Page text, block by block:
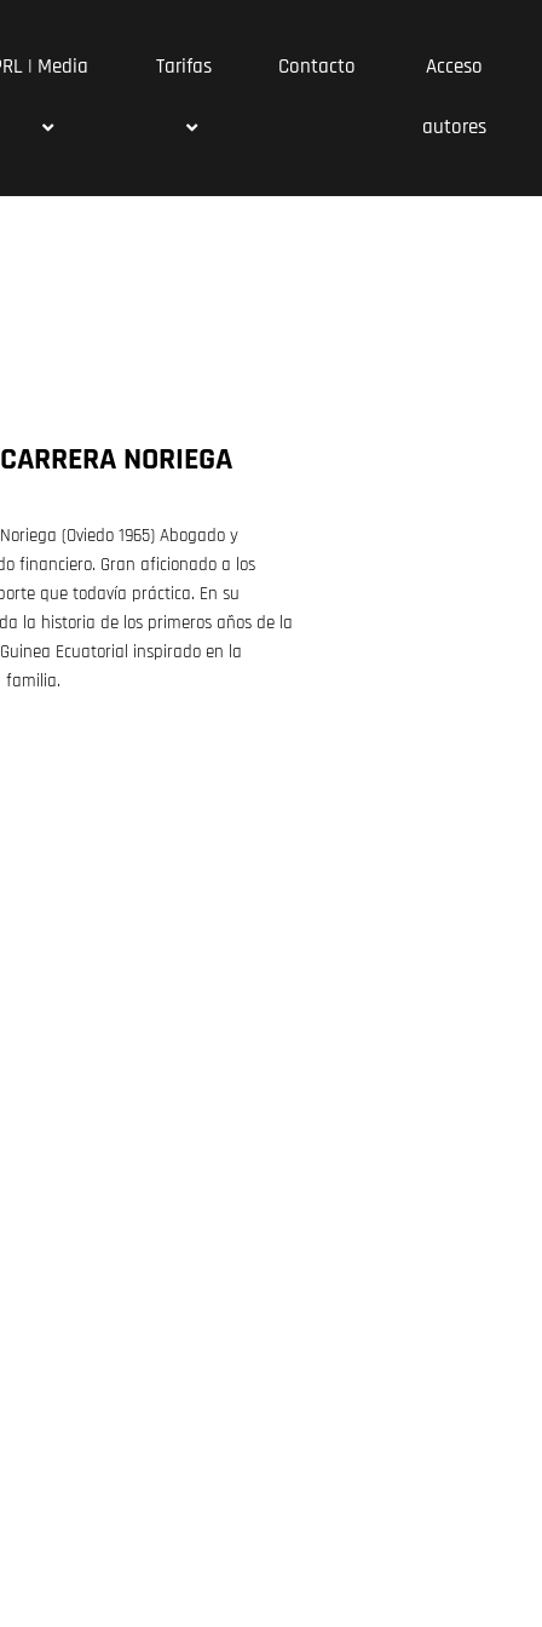
| Media Tarifas Contacto Acceso
autores
NORIEGA
(Oviedo 1965) Abogado y
financiero. Gran aficionado a los
que todavía práctica. En su
la historia de los primeros años de la
Ecuatorial inspirado en la
familia.